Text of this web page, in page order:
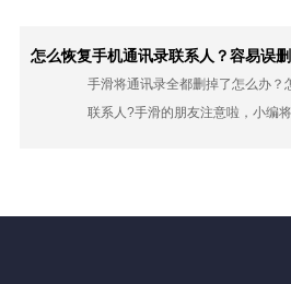
怎么恢复手机通讯录联系人？容易误
手滑将通讯录全都删掉了怎么办？
联系人?手滑的朋友注意啦，小编